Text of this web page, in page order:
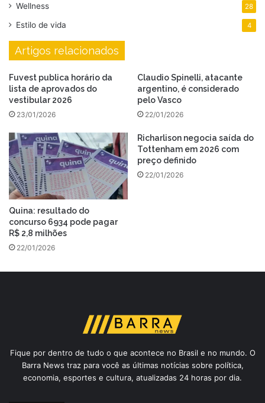
Wellness 28
Estilo de vida 4
Artigos relacionados
Fuvest publica horário da
lista de aprovados do
vestibular 2026
23/01/2026
Claudio Spinelli, atacante
argentino, é considerado
pelo Vasco
22/01/2026
Quina: resultado do
concurso 6934 pode pagar
R$ 2,8 milhões
22/01/2026
Richarlison negocia saída do
Tottenham em 2026 com
preço definido
22/01/2026
Fique por dentro de tudo o que acontece no Brasil e no mundo. O
Barra News traz para você as últimas notícias sobre política,
economia, esportes e cultura, atualizadas 24 horas por dia.